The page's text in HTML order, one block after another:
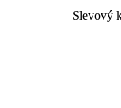
Slevový